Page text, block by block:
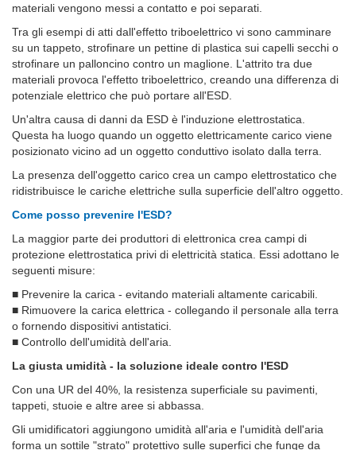
materiali vengono messi a contatto e poi separati.
Tra gli esempi di atti dall'effetto triboelettrico vi sono camminare
su un tappeto, strofinare un pettine di plastica sui capelli secchi o
strofinare un palloncino contro un maglione. L'attrito tra due
materiali provoca l'effetto triboelettrico, creando una differenza di
potenziale elettrico che può portare all'ESD.
Un'altra causa di danni da ESD è l'induzione elettrostatica.
Questa ha luogo quando un oggetto elettricamente carico viene
posizionato vicino ad un oggetto conduttivo isolato dalla terra.
La presenza dell'oggetto carico crea un campo elettrostatico che
ridistribuisce le cariche elettriche sulla superficie dell'altro oggetto.
Come posso prevenire l'ESD?
La maggior parte dei produttori di elettronica crea campi di
protezione elettrostatica privi di elettricità statica. Essi adottano le
seguenti misure:
■ Prevenire la carica - evitando materiali altamente caricabili.
■ Rimuovere la carica elettrica - collegando il personale alla terra
o fornendo dispositivi antistatici.
■ Controllo dell'umidità dell'aria.
La giusta umidità - la soluzione ideale contro l'ESD
Con una UR del 40%, la resistenza superficiale su pavimenti,
tappeti, stuoie e altre aree si abbassa.
Gli umidificatori aggiungono umidità all'aria e l'umidità dell'aria
forma un sottile "strato" protettivo sulle superfici che funge da